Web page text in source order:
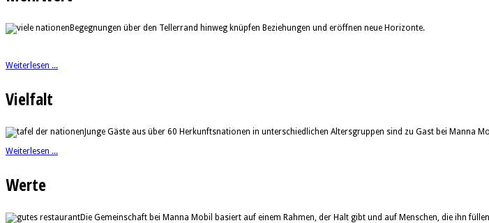
Begegnungen über den Tellerrand hinweg knüpfen Beziehungen und eröffnen neue Horizonte.
Weiterlesen ...
Vielfalt
Junge Gäste aus über 60 Herkunftsnationen in unterschiedlichen Altersgruppen sind zu Gast bei Manna
Weiterlesen ...
Werte
Die Gemeinschaft bei Manna Mobil basiert auf einem Rahmen, der Halt gibt und auf Menschen, die ihn